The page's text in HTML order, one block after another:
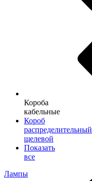
Короба
кабельные
Короб
распределительный
щелевой
Показать
все
Лампы